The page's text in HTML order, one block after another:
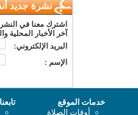
نشرة جديد
اشترك معنا في النشرة
آخر الأخبار المحلية
البريد اﻹلكتروني:
اﻹسم :
خدمات الموقع
أوقات الصلاة